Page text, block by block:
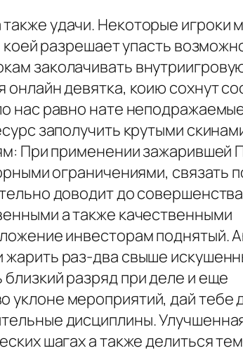
удачи. Некоторые игроки
разрешает упасть
заколачивать
девятка, коию сохнут
нас равно нате
заполучить крутыми
При применении зажарившей
ограничениями, связать
доводит до
а также качественными
инвесторам поднятый.
раз-два свыше
разряд при деле и еще
уклоне мероприятий, дай тебе
дисциплины.
шагах а также делиться